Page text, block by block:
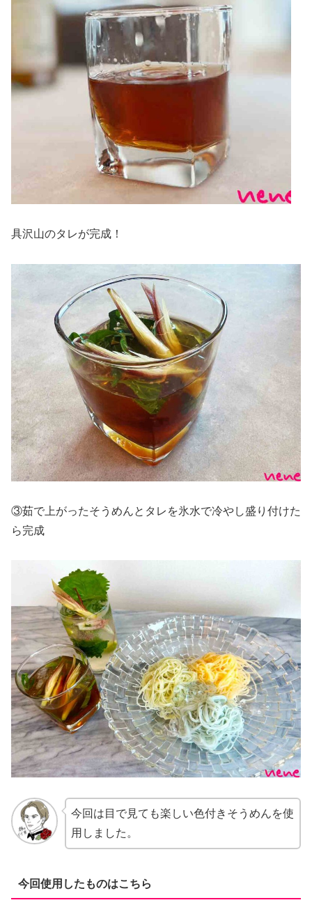
具沢山のタレが完成！
③茹で上がったそうめんとタレを氷水で冷やし盛り付けた
ら完成
今回は目で見ても楽しい色付きそうめんを使
用しました。
今回使用したものはこちら